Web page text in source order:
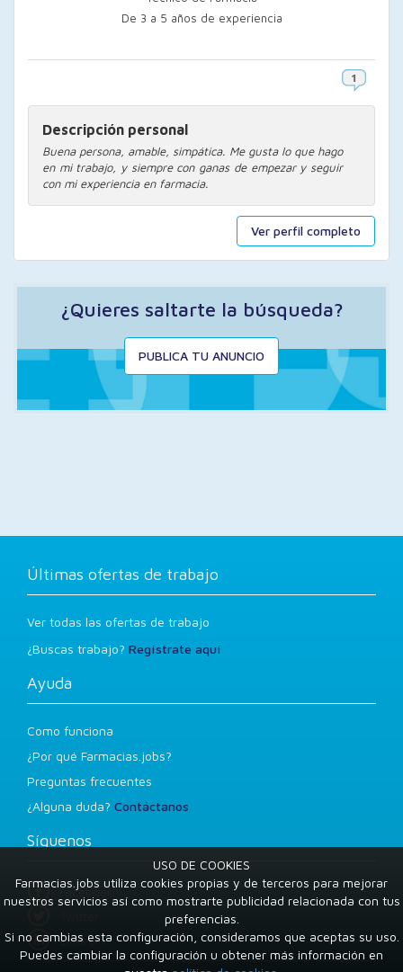
Ver perfil completo
De 3 a 5 años de experiencia
Descripción personal
Buena persona, amable, simpática. Me gusta lo que hago
en mi trabajo, y siempre con ganas de empezar y seguir
con mi experiencia en farmacia.
¿Quieres saltarte la búsqueda?
PUBLICA TU ANUNCIO
Últimas ofertas de trabajo
Ver todas las ofertas de trabajo
¿Buscas trabajo? Regístrate aquí
Ayuda
Como funciona
¿Por qué Farmacias.jobs?
Preguntas frecuentes
¿Alguna duda? Contáctanos
Síguenos
Facebook
LinkedIn
USO DE COOKIES
Farmacias.jobs utiliza cookies propias y de terceros para mejorar
nuestros servicios así como mostrarte publicidad relacionada con tus
preferencias.
Si no cambias esta configuración, consideramos que aceptas su uso.
Puedes cambiar la configuración u obtener más información en